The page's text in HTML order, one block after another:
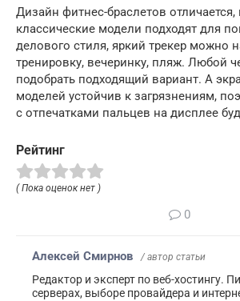
Дизайн фитнес-браслетов
классические модели подходят для
делового стиля, яркий трекер можно
тренировку, вечеринку, пляж. Любой
подобрать подходящий вариант. А
моделей устойчив к загрязнениям,
с отпечатками пальцев на дисплее
Рейтинг
( Пока оценок нет )
0
Алексей Смирнов / автор статьи
Редактор и эксперт по веб-хостингу.
серверах, выборе провайдера и